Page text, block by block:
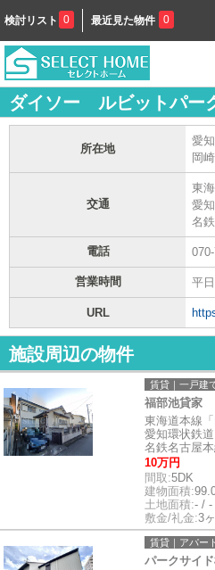
検討リスト 0 最近見た物件 0
ダイソー ルビットパー
所在地
愛
岡崎
交通
東
愛
名
電話
営業時間 平
URL
施設周辺の物件
賃貸｜一戸建
福部池貸家
東海道本線
愛知環状鉄
名鉄名古屋
10万円
間取:5DK
建物面積:
土地面積:- / -
敷金/礼金:3
賃貸｜アパート
パークサイ